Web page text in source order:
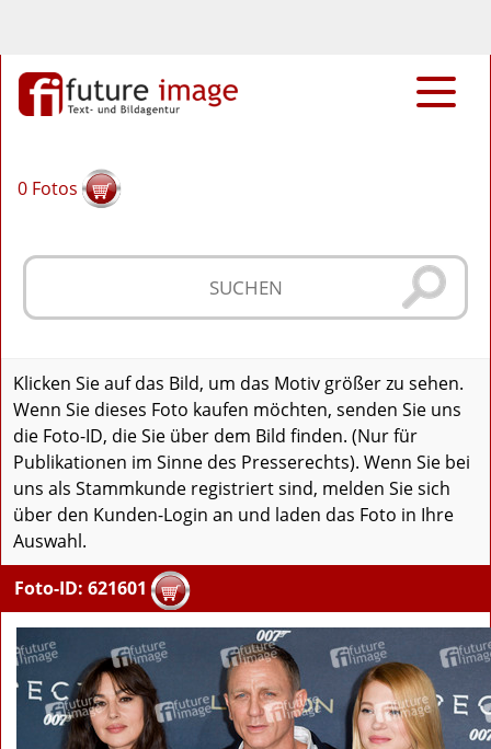
0 Fotos
Klicken Sie auf das Bild, um das Motiv größer zu sehen.
Wenn Sie dieses Foto kaufen möchten, senden Sie uns
die Foto-ID, die Sie über dem Bild finden. (Nur für
Publikationen im Sinne des Presserechts). Wenn Sie bei
uns als Stammkunde registriert sind, melden Sie sich
über den Kunden-Login an und laden das Foto in Ihre
Auswahl.
Foto-ID: 621601